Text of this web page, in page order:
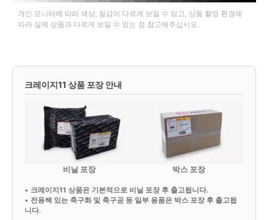
개인 모니터에 따라 색상, 질감이 다르게 보일 수 있고, 상품 촬영 환경에
따라 실제 상품과 다르게 보일 수 있는 점 참고해주십시오.
크레이지11 상품 포장 안내
비닐 포장 박스 포장
• 크레이지11 상품은 기본적으로 비닐 포장 후 출고됩니다.
• 전용쌕 있는 축구화 및 축구공 등 일부 용품은 박스 포장 후 출고됩
니다.